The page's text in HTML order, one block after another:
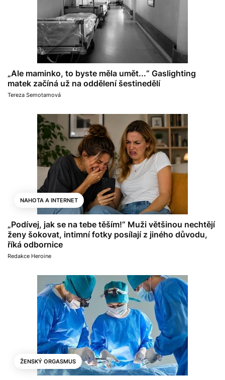
„Ale maminko, to byste měla umět...“ Gaslighting
matek začíná už na oddělení šestinedělí
Tereza Semotamová
NAHOTA A INTERNET
„Podívej, jak se na tebe těším!“ Muži většinou nechtějí
ženy šokovat, intimní fotky posílají z jiného důvodu,
říká odbornice
Redakce Heroine
ŽENSKÝ ORGASMUS